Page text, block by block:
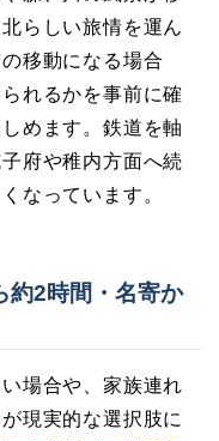
らしい旅情を運ん
移動になる場合
れるかを事前に確
めます。鉄道を軸
府や稚内方面へ続
なっています。
約2時間・名寄か
場合や、家族連れ
現実的な選択肢に